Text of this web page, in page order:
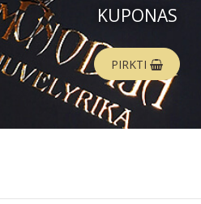
KUPONAS
PIRKTI